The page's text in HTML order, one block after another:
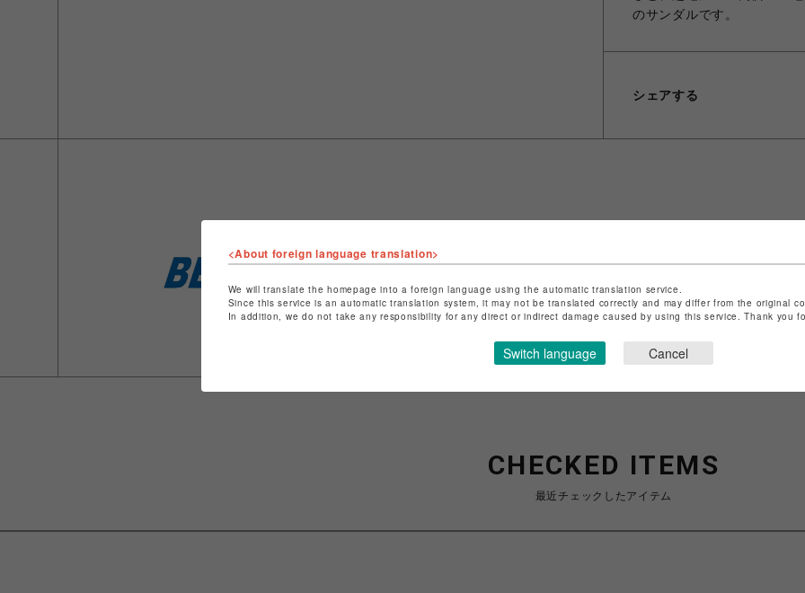
のサンダルです。
シェアする
店舗名
特定商取引法など法令に基づく表記はこちら
ショップお問い合わせはこちら
CHECKED ITEMS
最近チェックしたアイテム
<About foreign language translation>
We will translate the homepage into a foreign language using the automatic translation service.
Since this service is an automatic translation system, it may not be translated correctly and may differ from the original
In addition, we do not take any responsibility for any direct or indirect damage caused by using this service. Thank you
Switch language Cancel